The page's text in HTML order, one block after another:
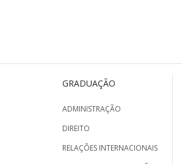
GRADUAÇÃO
ADMINISTRAÇÃO
DIREITO
RELAÇÕES INTERNACIONAIS